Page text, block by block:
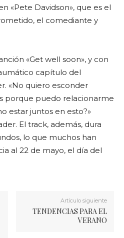
«Pete Davidson», que es el
el comediante y
«Get well soon», y con
capítulo del
«No quiero esconder
porque puedo relacionarme
estar juntos en esto?»
El track, además, dura
lo que muchos han
al 22 de mayo, el día del
Artículo siguiente
TENDENCIAS PARA EL
VERANO